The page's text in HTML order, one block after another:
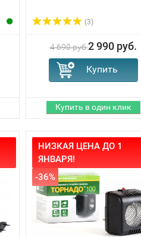
(3)
4 690 руб.2 990 руб.
НИЗКАЯ ЦЕНА ДО 1
ЯНВАРЯ!
-36%